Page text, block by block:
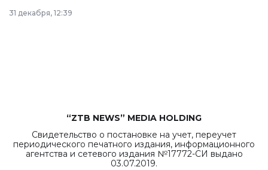
в Астане из
республиканского
31 декабря, 12:39
“ZTB NEWS” MEDIA HOLDING
Свидетельство о постановке на учет, переучет
периодического печатного издания, информационного
агентства и сетевого издания №17772-СИ выдано
03.07.2019.